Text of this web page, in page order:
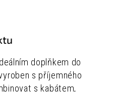
doplňkem do
s příjemného
s kabátem,